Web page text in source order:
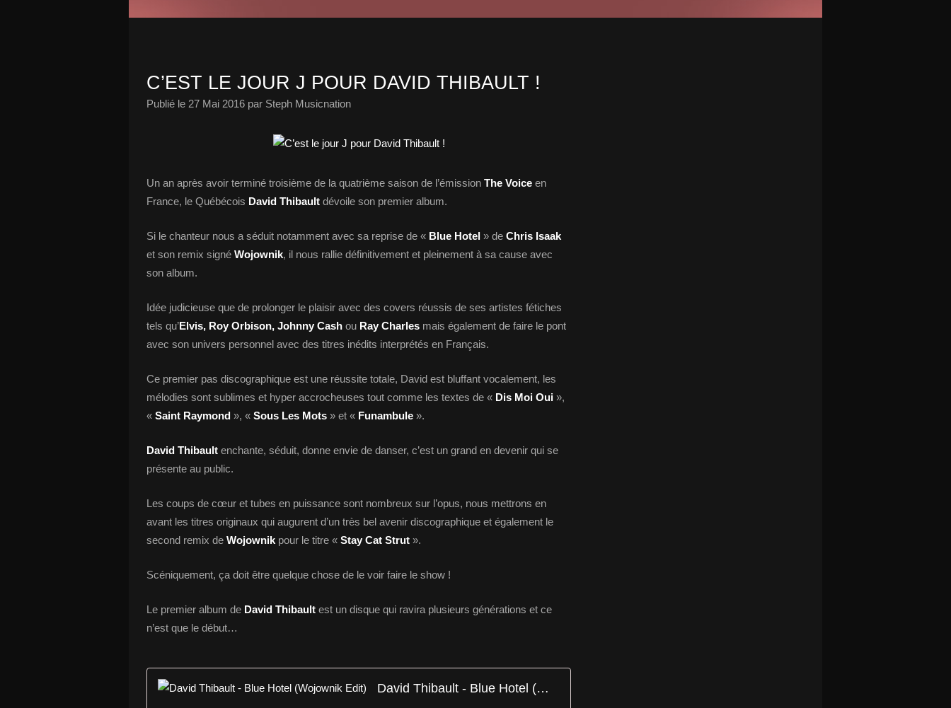
C’EST LE JOUR J POUR DAVID THIBAULT !
Publié le 27 Mai 2016 par Steph Musicnation
Un an après avoir terminé troisième de la quatrième saison de l’émission The Voice en
France, le Québécois David Thibault dévoile son premier album.
Si le chanteur nous a séduit notamment avec sa reprise de « Blue Hotel » de Chris Isaak
et son remix signé Wojownik, il nous rallie définitivement et pleinement à sa cause avec
son album.
Idée judicieuse que de prolonger le plaisir avec des covers réussis de ses artistes fétiches
tels qu’Elvis, Roy Orbison, Johnny Cash ou Ray Charles mais également de faire le pont
avec son univers personnel avec des titres inédits interprétés en Français.
Ce premier pas discographique est une réussite totale, David est bluffant vocalement, les
mélodies sont sublimes et hyper accrocheuses tout comme les textes de « Dis Moi Oui »,
« Saint Raymond », « Sous Les Mots » et « Funambule ».
David Thibault enchante, séduit, donne envie de danser, c’est un grand en devenir qui se
présente au public.
Les coups de cœur et tubes en puissance sont nombreux sur l’opus, nous mettrons en
avant les titres originaux qui augurent d’un très bel avenir discographique et également le
second remix de Wojownik pour le titre « Stay Cat Strut ».
Scéniquement, ça doit être quelque chose de le voir faire le show !
Le premier album de David Thibault est un disque qui ravira plusieurs générations et ce
n’est que le début…
David Thibault - Blue Hotel (Wojownik Edit)